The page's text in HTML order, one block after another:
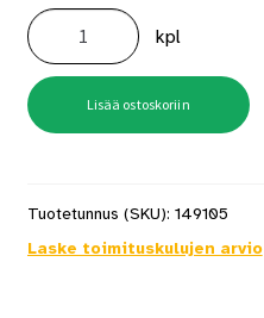
Käsipyörösaha
Expert
Exks
18v-
68gx
Solo
L-
Boxx
määrä
kpl
Lisää ostoskoriin
Tuotetunnus (SKU): 149105
Laske toimituskulujen arvio